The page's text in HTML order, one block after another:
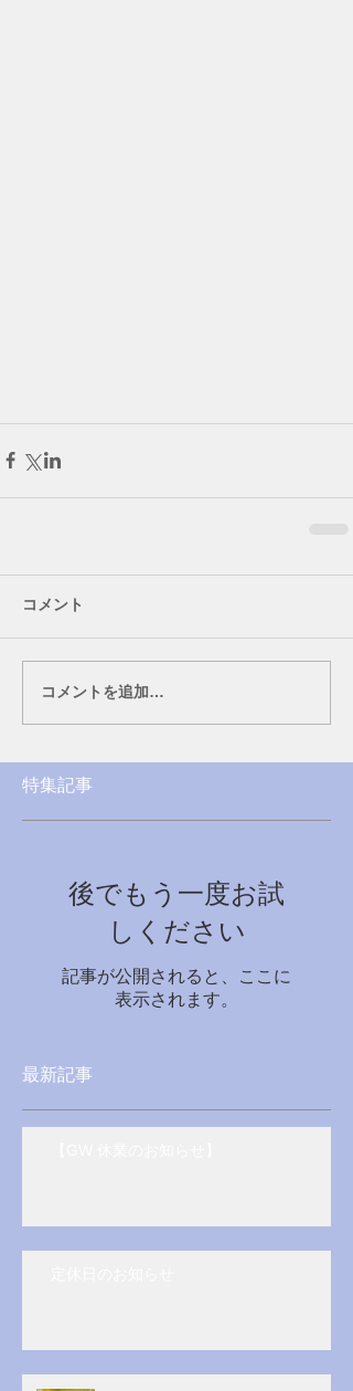
コメント
コメントを追加…
特集記事
後でもう一度お試
しください
記事が公開されると、ここに
表示されます。
最新記事